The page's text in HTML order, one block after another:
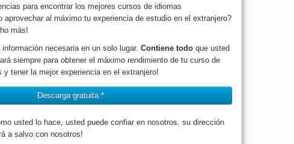
para encontrar los mejores cursos de idiomas
aprovechar al máximo tu experiencia de estudio en el extranjero?
más!
información necesaria en un solo lugar. Contiene todo que usted
siempre para obtener el máximo rendimiento de tu curso de
y tener la mejor experiencia en el extranjero!
Descarga gratuita *
usted lo hace, usted puede confiar en nosotros, su dirección
a salvo con nosotros!